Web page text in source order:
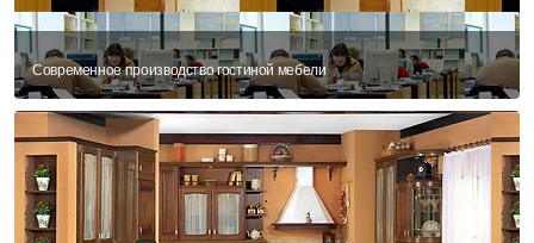
Современное производство гостиной мебели